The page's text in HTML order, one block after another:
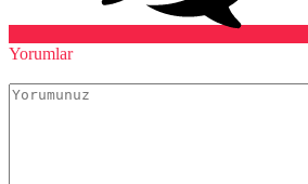
Yorumlar